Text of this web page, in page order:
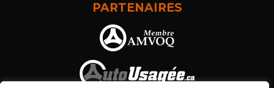
PARTENAIRES